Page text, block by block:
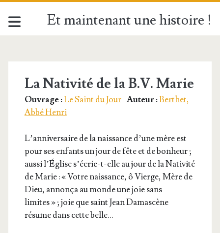
Et maintenant une histoire !
<span>La
Nativité
de
B.V.
Marie</span>
La Nativité de la B.V. Marie
Ouvrage :Le Saint du Jour| Auteur :Berthet,
Abbé Henri
L’an­ni­ver­saire de la nais­sance d’une mère est
pour ses enfants un jour de fête et de bon­heur ;
aus­si l’É­glise s’é­crie-t-elle au jour de la Nati­vi­té
de Marie : « Votre nais­sance, ô Vierge, Mère de
Dieu, annon­ça au monde une joie sans
limites » ; joie que saint Jean Damas­cène
résume dans cette belle…